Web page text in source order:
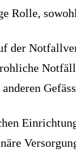
Rolle,
der